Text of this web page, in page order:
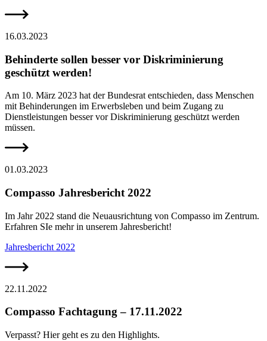
16.03.2023
Behinderte sollen besser vor Diskriminierung
geschützt werden!
Am 10. März 2023 hat der Bundesrat entschieden, dass Menschen
mit Behinderungen im Erwerbsleben und beim Zugang zu
Dienstleistungen besser vor Diskriminierung geschützt werden
müssen.
01.03.2023
Compasso Jahresbericht 2022
Im Jahr 2022 stand die Neuausrichtung von Compasso im Zentrum.
Erfahren SIe mehr in unserem Jahresbericht!
Jahresbericht 2022
22.11.2022
Compasso Fachtagung – 17.11.2022
Verpasst? Hier geht es zu den Highlights.